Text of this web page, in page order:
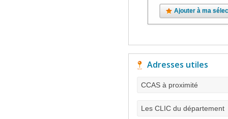
Ajouter à ma
Adresses utiles
CCAS à proximité
Les CLIC du département